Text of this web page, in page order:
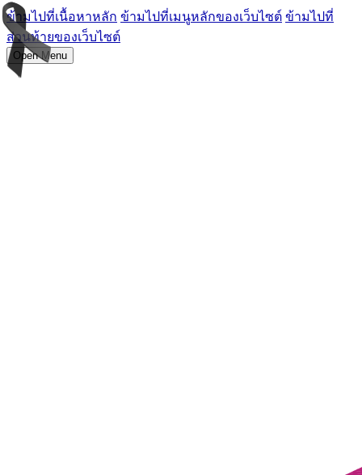
ข้ามไปที่เนื้อหาหลัก ข้ามไปที่เมนูหลักของเว็บไซต์ ข้ามไปที่
ส่วนท้ายของเว็บไซต์
Open Menu